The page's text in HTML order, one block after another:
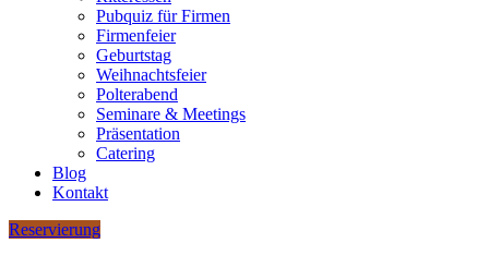
Pubquiz für Firmen
Firmenfeier
Geburtstag
Weihnachtsfeier
Polterabend
Seminare & Meetings
Präsentation
Catering
Blog
Kontakt
Reservierung